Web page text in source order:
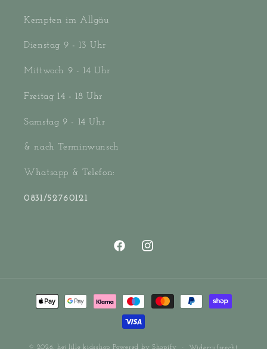
Kempten im Allgäu
Dienstag 9 - 13 Uhr
Mittwoch 9 - 14 Uhr
Freitag 14 - 18 Uhr
Samstag 9 - 14 Uhr
& nach Terminwunsch
Whatsapp & Telefon:
0831/52760121
FacebookInstagram
Zahlungsmethoden
© 2026, hej lille kidsshop Powered by Shopify Widerrufsrecht